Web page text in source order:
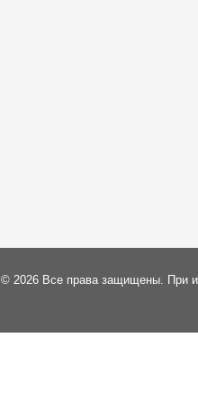
© 2026 Все права защищены. При